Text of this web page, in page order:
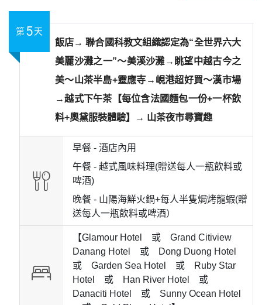
第5天
飯店→ 聯合國科教文組織認定為“全世界六大
美麗沙灘之一”～美溪沙灘→眺望中越古今之
美～山茶半島+靈應寺→峴港超好買～漢市場
→越式下午茶【每位含法國麵包一份+一杯飲
料+奧黛服裝體驗】→ 山茶夜市尋寶趣
早餐 - 酒店內用
午餐 - 越式風味料理(贈送每人一瓶飲料或
啤酒)
晚餐 - 山陽海鮮火鍋+每人半隻焗烤龍蝦(贈
送每人一瓶飲料或啤酒）
【Glamour Hotel 或 Grand Citiview
Danang Hotel 或 Dong Duong Hotel
或 Garden Sea Hotel 或 Ruby Star
Hotel 或 Han River Hotel 或
Danaciti Hotel 或 Sunny Ocean Hotel